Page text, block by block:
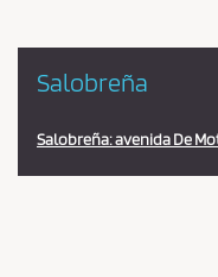
Salobreña
Salobreña: avenida De